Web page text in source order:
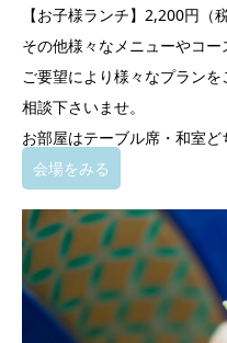
【お子様ランチ】2,200円（税
その他様々なメニューやコー
ご要望により様々なプラン
相談下さいませ。
お部屋はテーブル席・和室ど
会場をみる